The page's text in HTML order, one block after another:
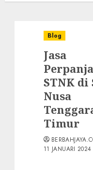
Blog
Jasa
STNK di
Nusa
Timur
11 JANUARI 2024